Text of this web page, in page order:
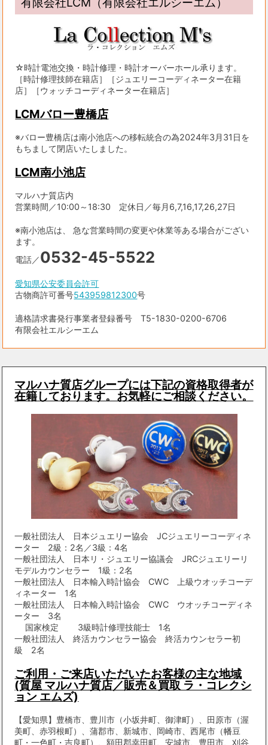
☆時計電池交換・時計修理・時計オーバーホール承ります。
［時計修理技師在籍店］［ジュエリーコーディネーター在籍
店］［ウォッチコーディネーター在籍店］
LCMバロー豊橋店
※バロー豊橋店は南小池店への移転統合の為2024年3月31日を
もちまして閉店いたしました。
LCM南小池店
マルハナ質店内
営業時間／10:00～18:30 定休日／毎月6,7,16,17,26,27日
※南小池店は、 急な営業時間の変更や休業等ある場合がござい
ます。
電話／0532-45-5522
愛知県公安委員会許可
古物商許可番号543959812300号
適格請求書発行事業者登録番号 T5-1830-0200-6706
有限会社エルシーエム
マルハナ質店グループには下記の資格取得者が
在籍しております。お気軽にご相談ください。
一般社団法人 日本ジュエリー協会 JCジュエリーコーディネ
ーター 2級：2名／3級：4名
一般社団法人 日本リ・ジュエリー協議会 JRCジュエリーリ
モデルカウンセラー 1級：2名
一般社団法人 日本輸入時計協会 CWC 上級ウオッチコーデ
ィネーター 1名
一般社団法人 日本輸入時計協会 CWC ウオッチコーディネ
ーター 3名
国家検定 3級時計修理技能士 1名
一般社団法人 終活カウンセラー協会 終活カウンセラー初
級 2名
ご利用・ご来店いただいたお客様の主な地域
(質屋 マルハナ質店／販売＆買取 ラ・コレクシ
ョン エムズ)
【愛知県】豊橋市、豊川市（小坂井町、御津町）、田原市（渥
美町、赤羽根町）、蒲郡市、新城市、岡崎市、西尾市（幡豆
町・一色町・吉良町）、額田郡幸田町、安城市、豊田市、刈谷